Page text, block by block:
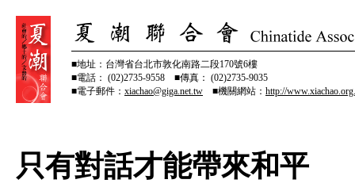
■地址：台灣省台北市敦化南路二段170號6樓
■電話： (02)2735-9558 ■傳真： (02)2735-9035
■電子郵件： xiachao@giga.net.tw ■機關網站： http://
只有對話才能帶來和平